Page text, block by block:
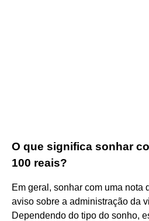
O que significa sonhar
100 reais?
Em geral, sonhar com uma nota
aviso sobre a administração da
Dependendo do tipo do sonho,